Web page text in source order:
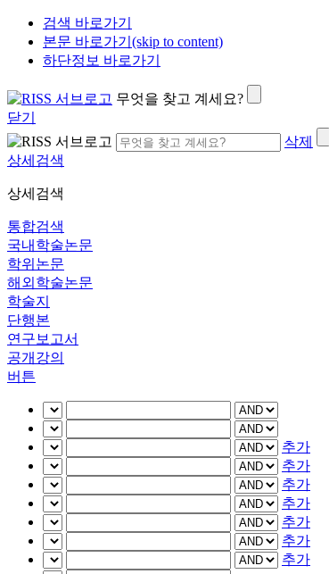
검색 바로가기
본문 바로가기(skip to content)
하단정보 바로가기
무엇을 찾고 계세요?
닫기
삭제
상세검색
상세검색
통합검색
국내학술논문
학위논문
해외학술논문
학술지
단행본
연구보고서
공개강의
버튼
추가
추가
추가
추가
추가
추가
추가